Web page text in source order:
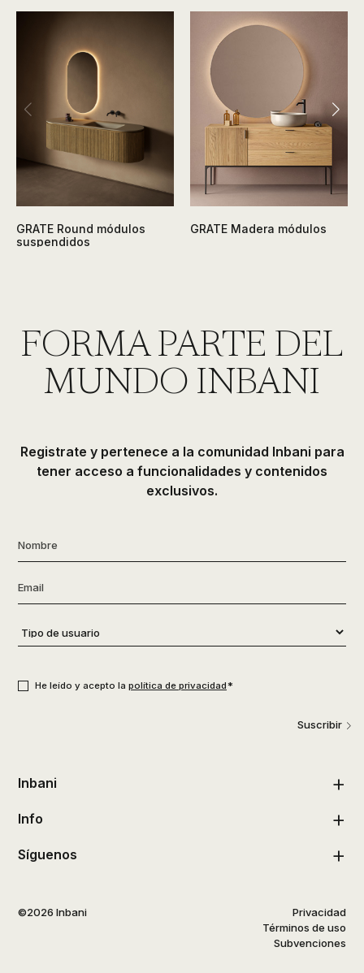
GRATE Round módulos
suspendidos
GRATE Madera módulos
FORMA PARTE DEL
MUNDO INBANI
Registrate y pertenece a la comunidad Inbani para
tener acceso a funcionalidades y contenidos
exclusivos.
Nombre
Email
Tipo
de
He leído y acepto la política de privacidad*
Suscribir
Inbani
Info
Síguenos
©2026 Inbani
Privacidad
Términos de uso
Subvenciones